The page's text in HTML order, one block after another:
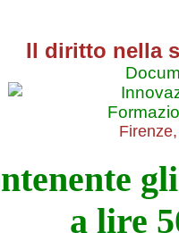
Il diritto nella
a lire